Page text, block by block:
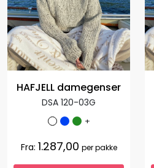
HAFJELL damegenser
DSA 120-03G
+
Fra: 1.287,00 per pakke